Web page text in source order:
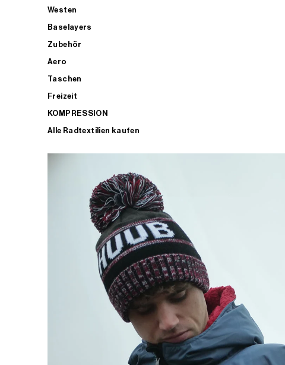
Westen
Baselayers
Zubehör
Aero
Taschen
Freizeit
KOMPRESSION
Alle Radtextilien kaufen